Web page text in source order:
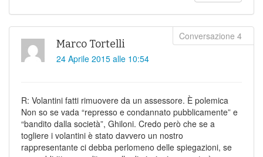
Marco Tortelli
24 Aprile 2015 alle 10:54
R: Volantini fatti rimuovere da un assessore. È polemica
Non so se vada “represso e condannato pubblicamente” e
“bandito dalla società”, Ghiloni. Credo però che se a
togliere i volantini è stato davvero un nostro
rappresentante ci debba perlomeno delle spiegazioni, se